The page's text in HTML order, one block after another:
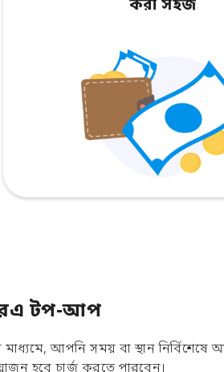
করা সহজ
টপ-আপ
আপনি সময় বা স্থান নির্বিশেষে